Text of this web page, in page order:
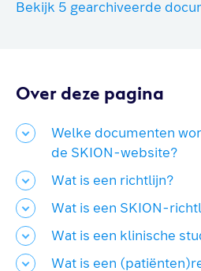
Bekijk 5 gearchiveerde
Over deze pagina
Welke documenten
de SKION-website?
Wat is een richtlijn?
Wat is een SKION-
Wat is een klinische
Wat is een